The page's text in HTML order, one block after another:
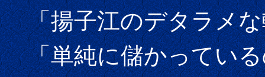
「揚子江のデタラメな
「単純に儲かっている